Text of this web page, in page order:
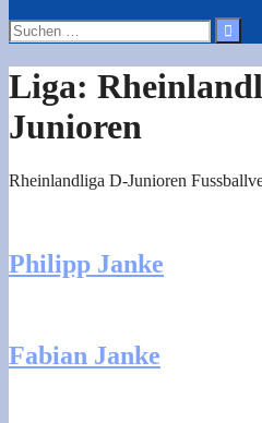
Suchen
nach:
Liga:
Junioren
Rheinlandliga D-Junioren
Philipp Janke
Fabian Janke